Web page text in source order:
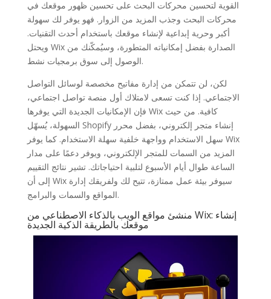
القوية لتحسين محركات البحث على تحسين ظهور موقعك في
محركات البحث وجذب المزيد من الزوار. فهو يوفر لك سهولة
أكبر وحرية إبداعية لإنشاء موقعك باستخدام أحدث التقنيات.
ويحتل Wix الصدارة بفضل إمكانياته المتطورة، وسيُمكّنك من
الوصول إلى سوق برمجيات نشط.
لكن، لن تتمكن من إدارة مفاتيح مخصصة لوسائل التواصل
الاجتماعي. إذا كنت تسعى لامتلاك أول منصة تواصل اجتماعي،
فإن الإمكانيات الجديدة التي يوفرها Wix كافية. من حيث
السهولة، يُسهّل Shopify إنشاء متجر إلكتروني، بفضل محرر
سهل الاستخدام وواجهة خلفية سهلة الاستخدام. كما يوفر Wix
المزيد من السمات للمتجر الإلكتروني، ويوفر دعمًا على مدار
الساعة طوال أيام الأسبوع لتلبية احتياجاتك. تشير نتائج التقييم
إلى أن Wix سيوفر بيئة عمل ممتازة، تتيح لك ولفريقك إدارة
المواقع والسمات والبرامج.
منشئ مواقع الويب بالذكاء الاصطناعي من Wix: إنشاء
موقعك بالطريقة الذكية الجديدة